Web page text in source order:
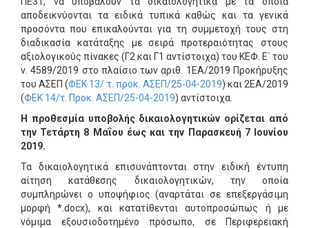
αποδεικνύονται τα ειδικά τυπικά καθώς και τα γενικά
προσόντα που επικαλούνται για τη συμμετοχή τους στη
διαδικασία κατάταξης με σειρά προτεραιότητας στους
αξιολογικούς πίνακες (Γ2 και Γ1 αντίστοιχα) του ΚΕΦ. Ε΄ του
ν. 4589/2019 στο πλαίσιο των αριθ. 1ΕA/2019 Προκήρυξης
του ΑΣΕΠ (ΦΕΚ 13/ τ. προκ. ΑΣΕΠ/25-04-2019) και 2ΕΑ/2019
(ΦΕΚ 14/τ. Προκ. ΑΣΕΠ/25-04-2019) αντίστοιχα.
Η προθεσμία υποβολής δικαιολογητικών ορίζεται από
την Τετάρτη 8 Μαΐου έως και την Παρασκευή 7 Ιουνίου
2019.
Τα δικαιολογητικά επισυνάπτονται στην ειδική έντυπη
αίτηση κατάθεσης δικαιολογητικών, την οποία
συμπληρώνει ο υποψήφιος (αναρτάται σε επεξεργάσιμη
μορφή *.docx), και κατατίθενται αυτοπροσώπως ή με
νόμιμα εξουσιοδοτημένο πρόσωπο, σε Περιφερειακή